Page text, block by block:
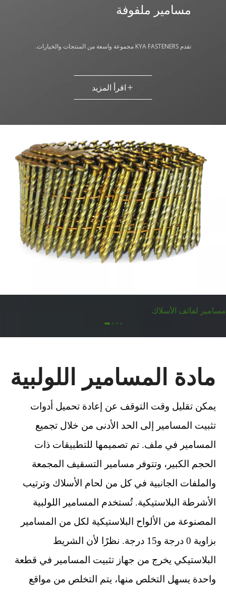
مسامير ملفوفة
تقدم KYA FASTENERS مجموعة واسعة من المنتجات والخيارات.​​​​​​​
اقرأ المزيد
مسامير لفائف الأسلاك
مادة المسامير اللولبية
يمكن تقليل وقت التوقف عن إعادة تحميل أدوات
تثبيت المسامير إلى الحد الأدنى من خلال تجميع
المسامير في ملف. تم تصميمها للتطبيقات ذات
الحجم الكبير، وتتوفر مسامير التسقيف المجمعة
والملفات الجانبية في كل من لحام الأسلاك وترتيب
الأشرطة البلاستيكية. تُستخدم المسامير اللولبية
المصنوعة من الألواح البلاستيكية لكل من المسامير
بزاوية 0 درجة و15 درجة. نظرًا لأن الشريط
البلاستيكي يخرج من جهاز تثبيت المسامير في قطعة
واحدة يسهل التخلص منها، يتم التخلص من مواقع